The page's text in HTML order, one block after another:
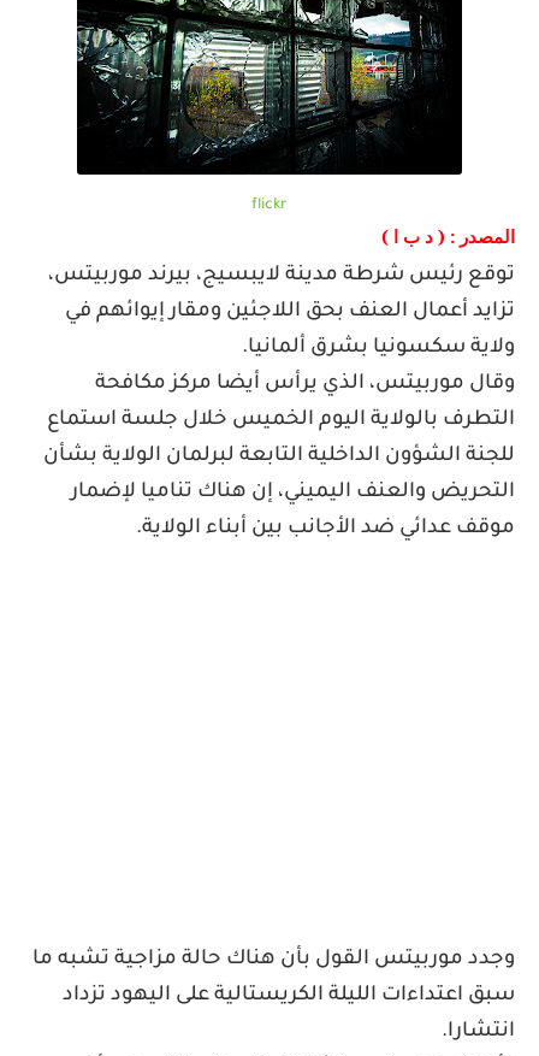
flickr
المصدر : ( د ب )
توقع رئيس شرطة مدينة لايبسيج، بيرند موربيتس،
تزايد أعمال العنف بحق اللاجئين ومقار إيوائهم في
ولاية سكسونيا بشرق ألمانيا.
وقال موربيتس، الذي يرأس أيضا مركز مكافحة
التطرف بالولاية اليوم الخميس خلال جلسة استماع
للجنة الشؤون الداخلية التابعة لبرلمان الولاية بشأن
التحريض والعنف اليميني، إن هناك تناميا لإضمار
موقف عدائي ضد الأجانب بين أبناء الولاية.
وجدد موربيتس القول بأن هناك حالة مزاجية تشبه ما
سبق اعتداءات الليلة الكريستالية على اليهود تزداد
انتشارا.